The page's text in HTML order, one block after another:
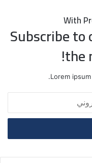
With
Subscribe
the
Lorem